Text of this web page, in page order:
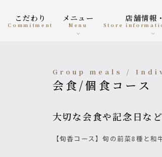
こだわり
Commitment
メニュー
menu
店舗情
Store
Group meals /
会食/個食コース
大切な会食や記念日な
【旬香コース】旬の前菜8種と